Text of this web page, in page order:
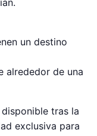
un destino
alrededor de una
tras la
exclusiva para